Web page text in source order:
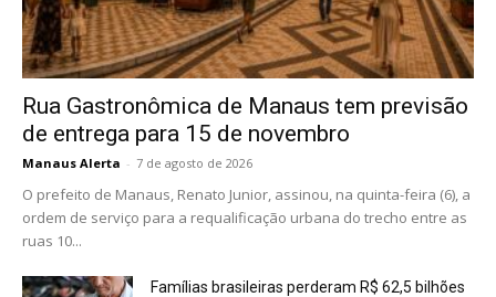
Rua Gastronômica de Manaus tem previsão
de entrega para 15 de novembro
Manaus Alerta - 7 de agosto de 2026
O prefeito de Manaus, Renato Junior, assinou, na quinta-feira (6), a
ordem de serviço para a requalificação urbana do trecho entre as
ruas 10...
Famílias brasileiras perderam R$ 62,5 bilhões